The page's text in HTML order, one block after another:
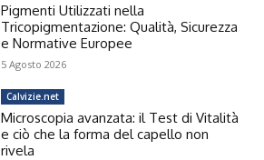
Pigmenti Utilizzati nella
Tricopigmentazione: Qualità, Sicurezza
e Normative Europee
5 Agosto 2026
Calvizie.net
Microscopia avanzata: il Test di Vitalità
e ciò che la forma del capello non
rivela